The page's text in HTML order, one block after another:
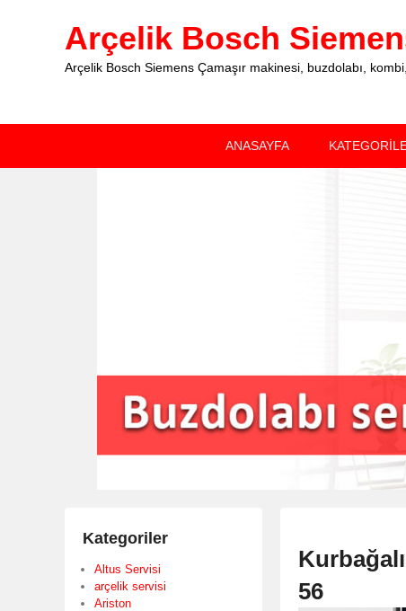
Arçelik Bosch
Arçelik Bosch Siemens Çamaşır makinesi, buzdolabı,
ANASAYFA
56
Kategoriler
Altus Servisi
arçelik servisi
Ariston